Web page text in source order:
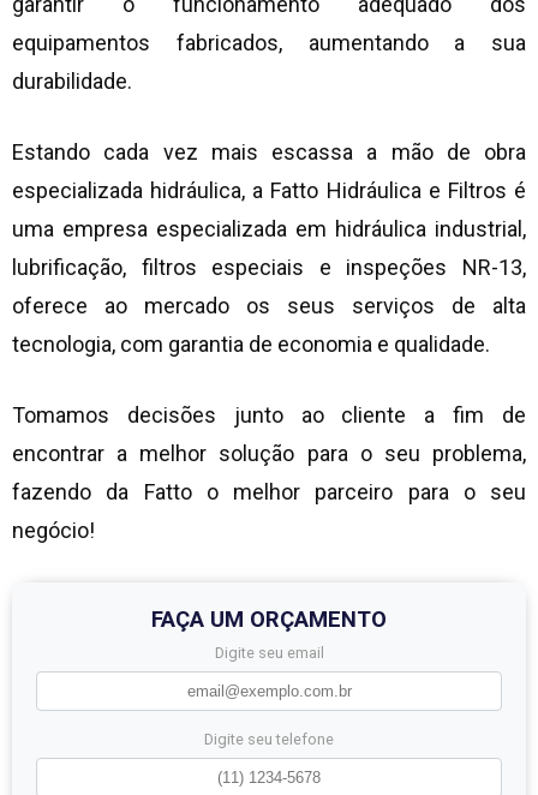
equipamentos fabricados, aumentando a sua
durabilidade.
Estando cada vez mais escassa a mão de obra
especializada hidráulica, a Fatto Hidráulica e Filtros é
uma empresa especializada em hidráulica industrial,
lubrificação, filtros especiais e inspeções NR-13,
oferece ao mercado os seus serviços de alta
tecnologia, com garantia de economia e qualidade.
Tomamos decisões junto ao cliente a fim de
encontrar a melhor solução para o seu problema,
fazendo da Fatto o melhor parceiro para o seu
negócio!
FAÇA UM ORÇAMENTO
Digite seu email
Digite seu telefone